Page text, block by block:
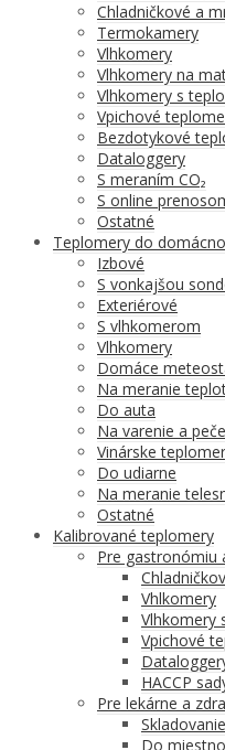
Chladničkové a
Termokamery
Vlhkomery
Vlhkomery na
Vlhkomery s
Vpichové
Bezdotykové
Dataloggery
S meraním CO₂
S online
Ostatné
Teplomery do
Izbové
S vonkajšou
Exteriérové
S vlhkomerom
Vlhkomery
Domáce
Na meranie
Do auta
Na varenie a
Vinárske
Do udiarne
Na meranie
Ostatné
Kalibrované teplomery
Pre gastronómiu
Vhlkomery
Vlhkomery
Vpichové
HACCP
Pre lekárne a
Do